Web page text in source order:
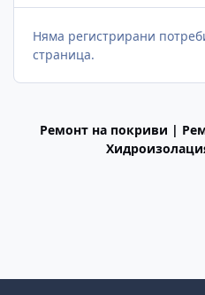
Няма регистрирани
страница.
Ремонт на покриви |